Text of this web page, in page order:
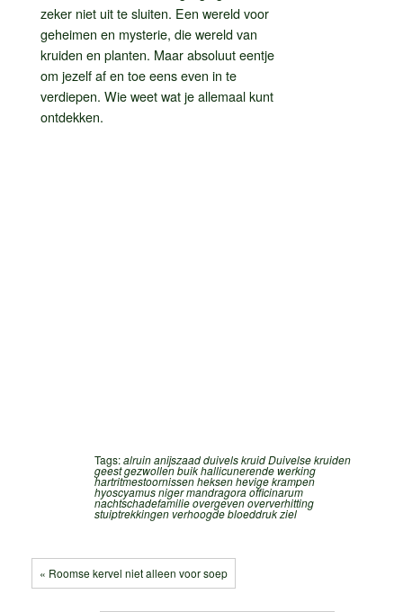
zeker niet uit te sluiten. Een wereld voor
geheimen en mysterie, die wereld van
kruiden en planten. Maar absoluut eentje
om jezelf af en toe eens even in te
verdiepen. Wie weet wat je allemaal kunt
ontdekken.
Tags:alruinanijszaadduivels kruidDuivelse kruiden
geestgezwollen buikhallicunerende werking
hartritmestoornissenheksenhevige krampen
hyoscyamus nigermandragora officinarum
nachtschadefamilieovergevenoververhitting
stuiptrekkingen verhoogde bloeddrukziel
« Roomse kervel niet alleen voor soep